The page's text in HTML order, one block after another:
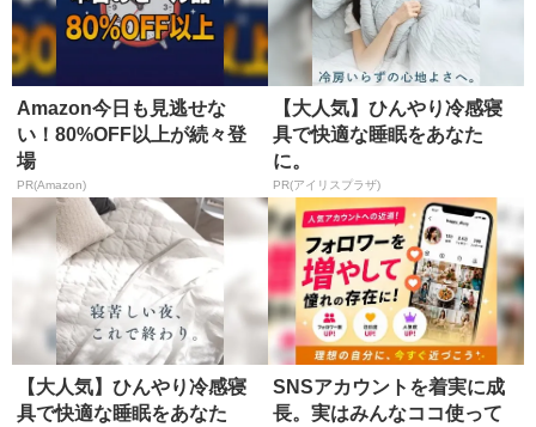
Amazon今日も見逃せな
い！80%OFF以上が続々登
場
PR(Amazon)
【大人気】ひんやり冷感寝
具で快適な睡眠をあなた
に。
PR(アイリスプラザ)
【大人気】ひんやり冷感寝
具で快適な睡眠をあなた
SNSアカウントを着実に成
長。実はみんなココ使って